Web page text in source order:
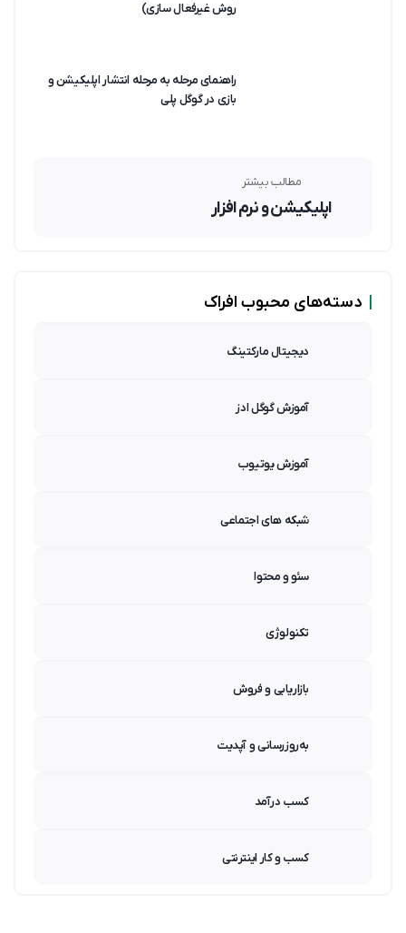
روش غیرفعال سازی)
راهنمای مرحله به مرحله انتشار اپلیکیشن و
بازی در گوگل پلی
مطالب بیشتر
اپلیکیشن و نرم افزار
دسته‌های محبوب افراک
دیجیتال مارکتینگ
آموزش گوگل ادز
آموزش یوتیوب
شبکه های اجتماعی
سئو و محتوا
تکنولوژی
بازاریابی و فروش
به‌روزرسانی و آپدیت
کسب درآمد
کسب و کار اینترنتی